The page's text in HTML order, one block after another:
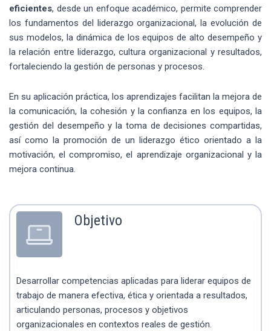
eficientes, desde un enfoque académico, permite comprender
los fundamentos del liderazgo organizacional, la evolución de
sus modelos, la dinámica de los equipos de alto desempeño y
la relación entre liderazgo, cultura organizacional y resultados,
fortaleciendo la gestión de personas y procesos.
En su aplicación práctica, los aprendizajes facilitan la mejora de
la comunicación, la cohesión y la confianza en los equipos, la
gestión del desempeño y la toma de decisiones compartidas,
así como la promoción de un liderazgo ético orientado a la
motivación, el compromiso, el aprendizaje organizacional y la
mejora continua.
Objetivo
Desarrollar competencias aplicadas para liderar equipos de
trabajo de manera efectiva, ética y orientada a resultados,
articulando personas, procesos y objetivos
organizacionales en contextos reales de gestión.